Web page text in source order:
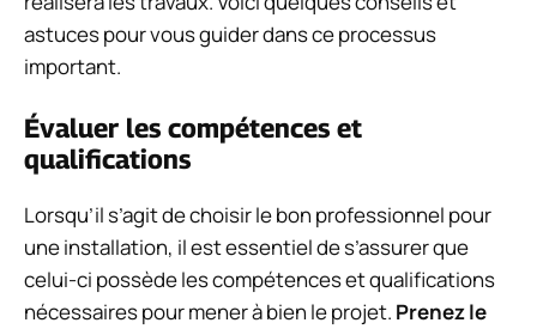
astuces pour vous guider dans ce processus
important.
Évaluer les compétences et
qualifications
Lorsqu’il s’agit de choisir le bon professionnel pour
une installation, il est essentiel de s’assurer que
celui-ci possède les compétences et qualifications
nécessaires pour mener à bien le projet. Prenez le